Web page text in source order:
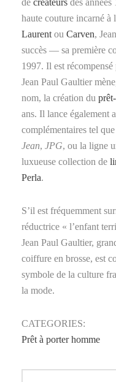
de créateurs des
haute couture incarné à
Laurent ou Carven,
succès — sa première
1997. Il est récompensé
Jean Paul Gaultier
nom, la création du
ans. Il lance également
complémentaires tel que
Jean, JPG, ou la ligne
luxueuse collection de
Perla.
S’il est fréquemment
réductrice « l’enfant
Jean Paul Gaultier,
coiffure en brosse, est
symbole de la culture
la mode.
CATEGORIES:
Prêt à porter homme